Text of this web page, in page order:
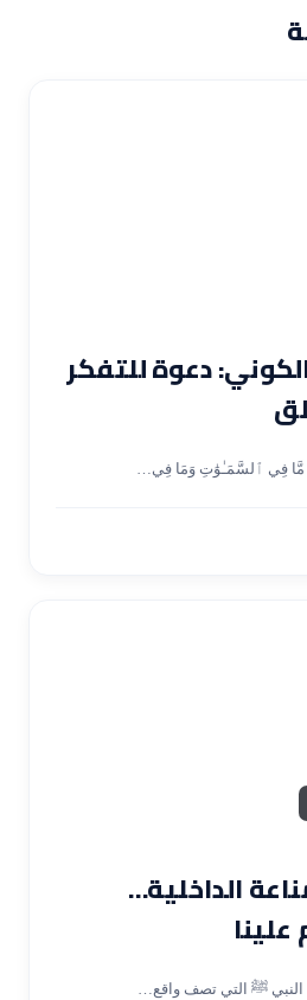
دعوة للتفكر
مَّا فِي ٱلسَّمَـٰوَٰتِ وَمَا فِي…
الداخلية…
ﷺ التي تصف واقع…